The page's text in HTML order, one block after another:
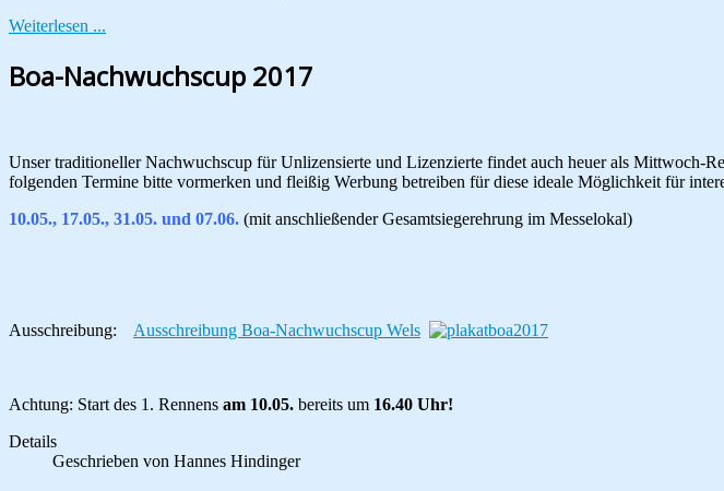
Weiterlesen ...
Boa-Nachwuchscup 2017
Unser traditioneller Nachwuchscup für Unlizensierte und Lizenzierte findet auch heuer als Mittwoch-
folgenden Termine bitte vormerken und fleißig Werbung betreiben für diese ideale Möglichkeit für
10.05., 17.05., 31.05. und 07.06. (mit anschließender Gesamtsiegerehrung im Messelokal)
Ausschreibung: Ausschreibung Boa-Nachwuchscup Wels
Achtung: Start des 1. Rennens am 10.05. bereits um 16.40 Uhr!
Details
Geschrieben von Hannes Hindinger